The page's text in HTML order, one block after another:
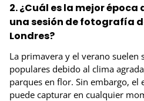
2. ¿Cuál es la mejor
una sesión de fotografía
Londres?
La primavera y el verano suelen
populares debido al clima
parques en flor. Sin embargo, el
puede capturar en cualquier